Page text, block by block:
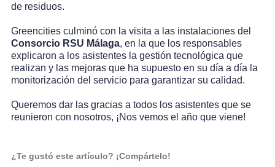
de residuos.
Greencities culminó con la visita a las instalaciones del
Consorcio RSU Málaga, en la que los responsables
explicaron a los asistentes la gestión tecnológica que
realizan y las mejoras que ha supuesto en su día a día la
monitorización del servicio para garantizar su calidad.
Queremos dar las gracias a todos los asistentes que se
reunieron con nosotros, ¡Nos vemos el año que viene!
¿Te gustó este artículo? ¡Compártelo!